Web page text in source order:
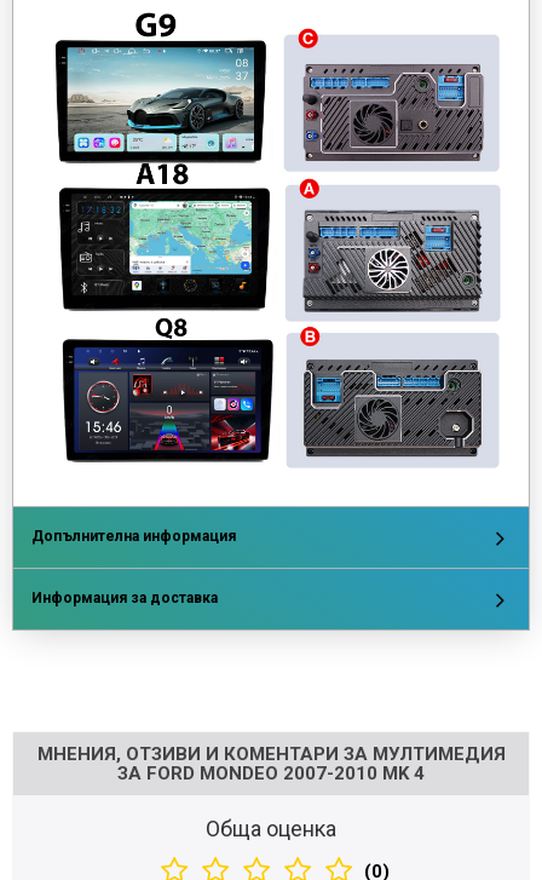
Допълнителна информация
Информация за доставка
МНЕНИЯ, ОТЗИВИ И КОМЕНТАРИ ЗА МУЛТИМЕДИЯ
ЗА FORD MONDEO 2007-2010 MK 4
Обща оценка
(0)